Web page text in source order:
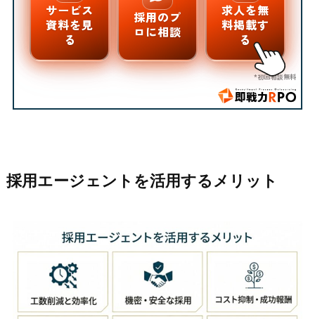
*初回相談無料
サービス
資料を見
る
採用のプ
ロに相談
求人を無
料掲載す
る
採用エージェントを活用するメリット